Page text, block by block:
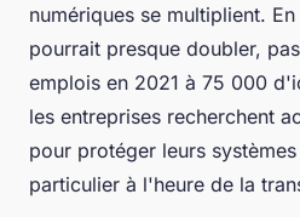
numériques se multiplient.
pourrait presque doubler,
emplois en 2021 à 75 000
les entreprises recherchent
pour protéger leurs
particulier à l'heure de la